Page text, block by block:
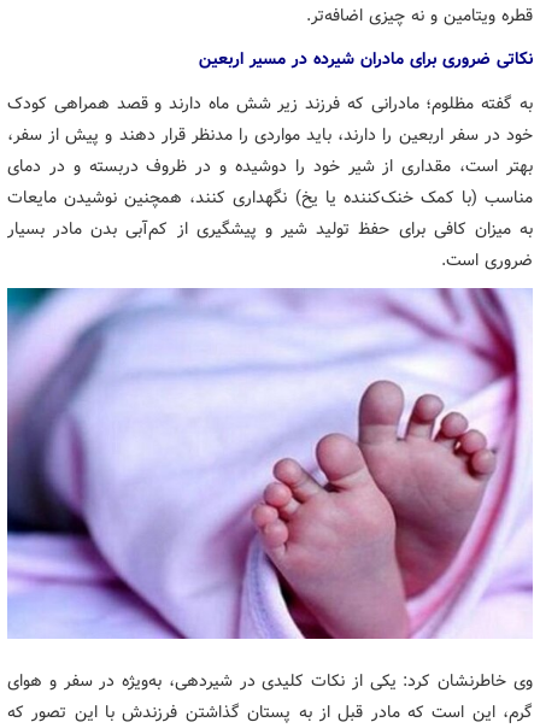
قطره ویتامین و نه چیزی اضافه‌تر.
نکاتی ضروری برای مادران شیرده در مسیر اربعین
به گفته مظلوم؛ مادرانی که فرزند زیر شش ماه دارند و قصد همراهی کودک
خود در سفر اربعین را دارند، باید مواردی را مدنظر قرار دهند و پیش از سفر،
بهتر است، مقداری از شیر خود را دوشیده و در ظروف دربسته و در دمای
مناسب (با کمک خنک‌کننده یا یخ) نگهداری کنند، همچنین نوشیدن مایعات
به میزان کافی برای حفظ تولید شیر و پیشگیری از کم‌آبی بدن مادر بسیار
ضروری است.
وی خاطرنشان کرد: یکی از نکات کلیدی در شیردهی، به‌ویژه در سفر و هوای
گرم، این است که مادر قبل از به پستان گذاشتن فرزندش با این تصور که